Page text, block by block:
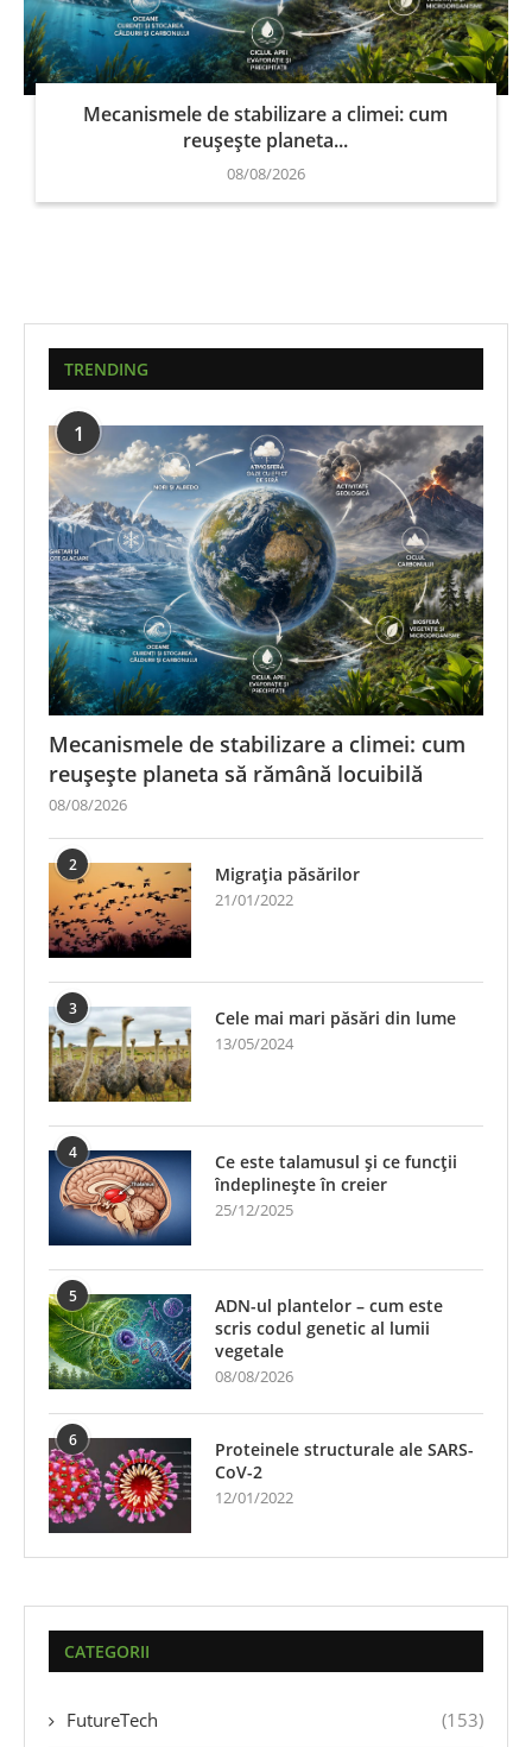
Mecanismele de stabilizare a climei: cum
reușește planeta...
08/08/2026
TRENDING
1
Mecanismele de stabilizare a climei: cum
reușește planeta să rămână locuibilă
08/08/2026
2 Migrația păsărilor
21/01/2022
3 Cele mai mari păsări din lume
13/05/2024
4
Ce este talamusul și ce funcții
îndeplinește în creier
25/12/2025
5
ADN-ul plantelor – cum este
scris codul genetic al lumii
vegetale
08/08/2026
6
Proteinele structurale ale SARS-
CoV-2
12/01/2022
CATEGORII
FutureTech (153)